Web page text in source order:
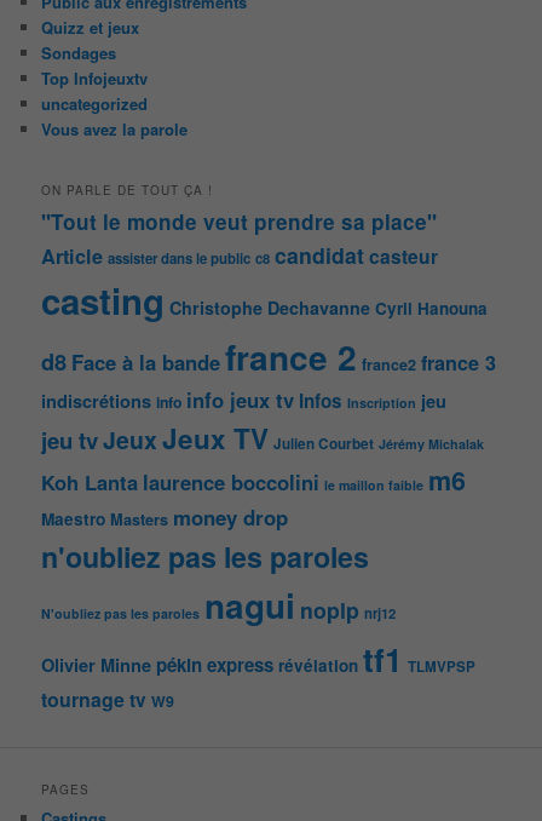
Quizz et jeux
Sondages
Top Infojeuxtv
uncategorized
Vous avez la parole
ON PARLE DE TOUT ÇA !
"Tout le monde veut prendre sa place"
Article assister dans le public c8 candidatcasteur
casting Christophe Dechavanne Cyril Hanouna
d8 Face à la bandefrance 2 france2 france 3
indiscrétions info info jeux tv Infos Inscription jeu
jeu tvJeuxJeux TV Julien Courbet Jérémy Michalak
Koh Lanta laurence boccolini le maillon faible m6
Maestro Masters money drop
n'oubliez pas les paroles
N'oubliez pas les paroles nagui noplp nrj12
Olivier Minne pékin express révélation tf1 TLMVPSP
tournagetv W9
PAGES